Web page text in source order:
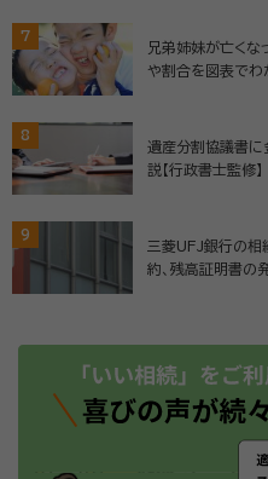
7
兄弟姉妹が亡くな
や割合を図表でわ
8
遺産分割協議書に
説【行政書士監修】
9
三菱UFJ銀行の相
約、残高証明書の